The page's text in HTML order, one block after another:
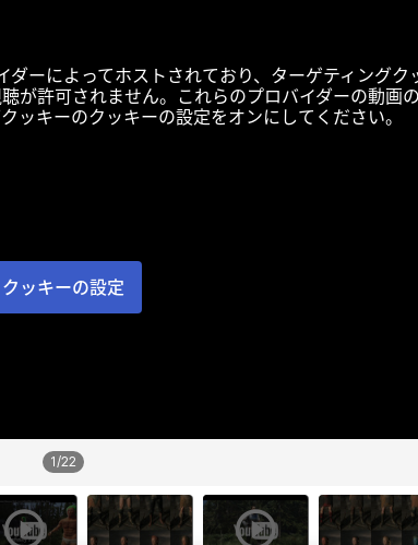
ーによってホストされており、ターゲティングク
が許可されません。これらのプロバイダーの動画
ッキーのクッキーの設定をオンにしてください。
クッキーの設定
1/22